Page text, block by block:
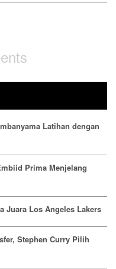
Latihan dengan
Prima Menjelang
Juara Los Angeles Lakers
Stephen Curry Pilih